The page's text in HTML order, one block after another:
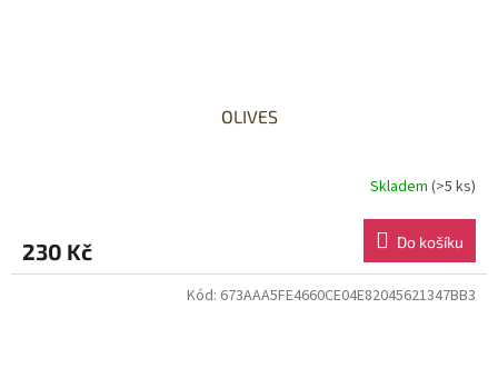
OLIVES
Skladem (>5 ks)
230 Kč Do košíku
Kód: 673AAA5FE4660CE04E82045621347BB3